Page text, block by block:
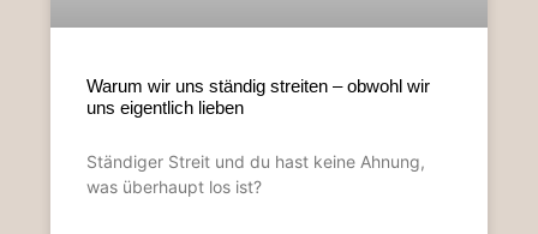
Warum wir uns ständig streiten – obwohl wir
uns eigentlich lieben
Ständiger Streit und du hast keine Ahnung,
was überhaupt los ist?